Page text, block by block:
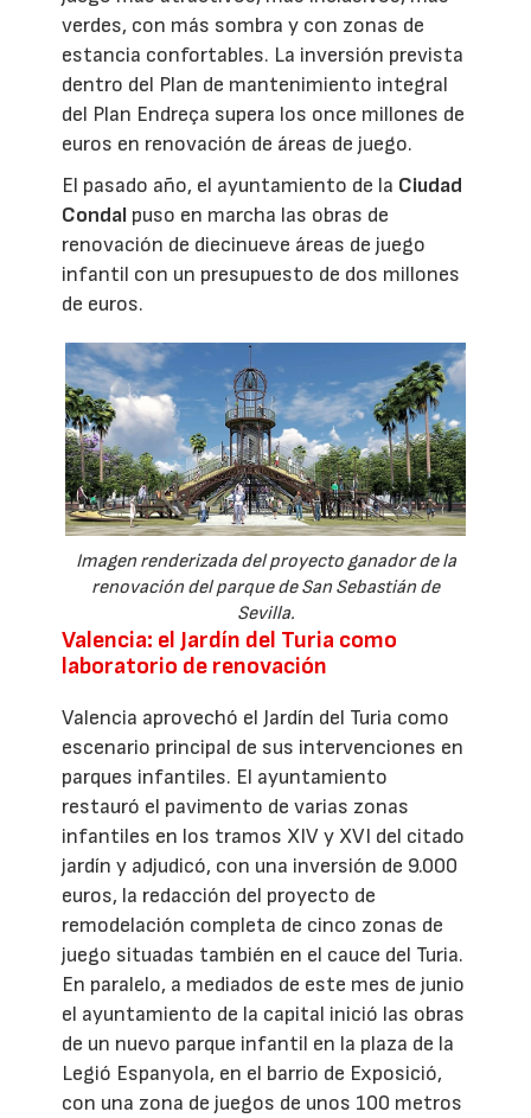
verdes, con más sombra y con zonas de
estancia confortables. La inversión prevista
dentro del Plan de mantenimiento integral
del Plan Endreça supera los once millones de
euros en renovación de áreas de juego.
El pasado año, el ayuntamiento de la Ciudad
Condal puso en marcha las obras de
renovación de diecinueve áreas de juego
infantil con un presupuesto de dos millones
de euros.
Imagen renderizada del proyecto ganador de la
renovación del parque de San Sebastián de
Sevilla.
Valencia: el Jardín del Turia como
laboratorio de renovación
Valencia aprovechó el Jardín del Turia como
escenario principal de sus intervenciones en
parques infantiles. El ayuntamiento
restauró el pavimento de varias zonas
infantiles en los tramos XIV y XVI del citado
jardín y adjudicó, con una inversión de 9.000
euros, la redacción del proyecto de
remodelación completa de cinco zonas de
juego situadas también en el cauce del Turia.
En paralelo, a mediados de este mes de junio
el ayuntamiento de la capital inició las obras
de un nuevo parque infantil en la plaza de la
Legió Espanyola, en el barrio de Exposició,
con una zona de juegos de unos 100 metros